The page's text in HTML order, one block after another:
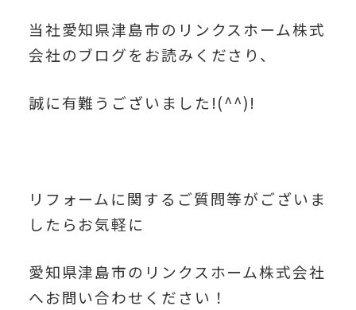
当社愛知県津島市のリンクスホーム株式
会社のブログをお読みくださり、
誠に有難うございました!(^^)!
リフォームに関するご質問等がございま
したらお気軽に
愛知県津島市のリンクスホーム株式会社
へお問い合わせください！